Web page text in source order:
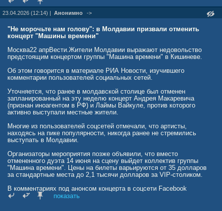
23.04.2026 (12:14) | Анонимно ->
"Не морочьте нам голову": в Молдавии призвали отменить
концерт "Машины времени"
Москва22 апрВести.Жители Молдавии выражают недовольство
предстоящим концертом группы "Машина времени" в Кишиневе.
Об этом говорится в материале РИА Новости, изучившего
комментарии пользователей социальных сетей.
Уточняется, что ранее в молдавской столице был отменен
запланированный на эту неделю концерт Андрея Макаревича
(признан иноагентом в РФ) и Лаймы Вайкуле, против которого
активно выступали местные жители.
Многие из пользователей соцсетей отмечали, что артисты,
находясь на пике популярности, никогда ранее не стремились
выступать в Молдавии.
Организаторы мероприятия позже объявили, что вместо
отмененного дуэта 14 июня на сцену выйдет коллектив группы
"Машина времени". Цены на билеты варьируются от 35 долларов
за стандартные места до 2,1 тысячи долларов за VIP-столиком.
В комментариях под анонсом концерта в соцсети Facebook
(запрещена в РФ) уже появились резкие высказывания. Один из
показать